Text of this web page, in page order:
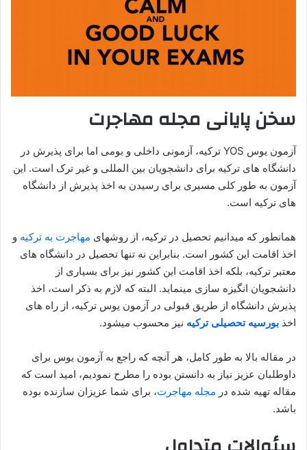
سخن پایانی مجله مهاجرت
آزمون یوس YOS ترکیه، آزمونی داخلی و بومی اما برای پذیرش در
دانشگاه های ترکیه برای دانشجویان بین المللی و غیر ترک است. این
آزمون به طور کلی مسیری برای رسیدن به اخذ پذیرش از دانشگاه
های ترکیه است.
همانطور که میدانیم تحصیل در ترکیه، از روشهای مهاجرت به ترکیه و
اخذ اقامت این کشور است. بنابراین نه تنها تحصیل در دانشگاه های
معتبر ترکیه، بلکه اخذ اقامت این کشور نیز برای بسیاری از
دانشجویان انگیزه سازی مینماید. البته که لازم به ذكر است، اخذ
پذیرش دانشگاه از طریق قبولی در آزمون یوس ترکیه، از راه های
اخذ بورسیه تحصیلی ترکیه نیز محسوب میشود.
در مقاله بالا به طور کامل، هر آنچه که راجع به آزمون یوس برای
داوطلبان عزیز نیاز به دانستن بوده را مطرح نمودیم، امید است که
مقاله تهیه شده در مجله مهاجرت، برای شما عزیزان سازنده بوده
باشد.